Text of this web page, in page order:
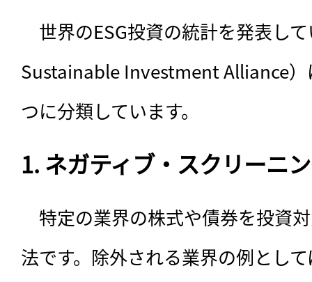
世界のESG投資の統計を発表し
Sustainable Investment Alliance）
つに分類しています。
1. ネガティブ・スクリーニ
特定の業界の株式や債券を投資
法です。除外される業界の例とし